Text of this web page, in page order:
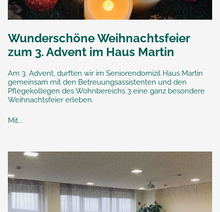
Wunderschöne Weihnachtsfeier
zum 3. Advent im Haus Martin
Am 3. Advent, durften wir im Seniorendomizil Haus Martin
gemeinsam mit den Betreuungsassistenten und den
Pflegekollegen des Wohnbereichs 3 eine ganz besondere
Weihnachtsfeier erleben.
Mit...